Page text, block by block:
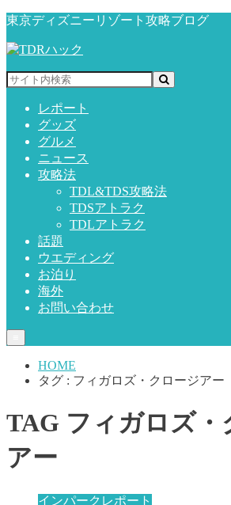
東京ディズニーリゾート攻略ブログ
レポート
グッズ
グルメ
ニュース
攻略法
TDL&TDS攻略法
TDSアトラク
TDLアトラク
話題
ウエディング
お泊り
海外
お問い合わせ
HOME
タグ : フィガロズ・クロージアー
TAG フィガロズ・
アー
インパークレポート